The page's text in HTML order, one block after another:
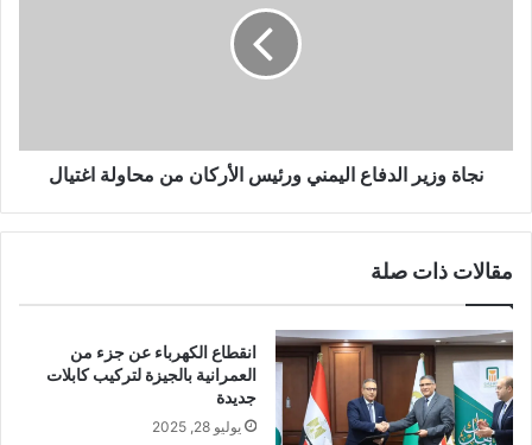
نجاة وزير الدفاع اليمني ورئيس الأركان من محاولة اغتيال
مقالات ذات صلة
انقطاع الكهرباء عن جزء من
العمرانية بالجيزة لتركيب كابلات
جديدة
يوليو 28, 2025